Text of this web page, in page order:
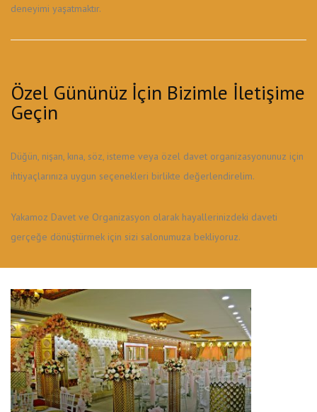
deneyimi yaşatmaktır.
Özel Gününüz İçin Bizimle İletişime
Geçin
Düğün, nişan, kına, söz, isteme veya özel davet organizasyonunuz için
ihtiyaçlarınıza uygun seçenekleri birlikte değerlendirelim.
Yakamoz Davet ve Organizasyon olarak hayallerinizdeki daveti
gerçeğe dönüştürmek için sizi salonumuza bekliyoruz.